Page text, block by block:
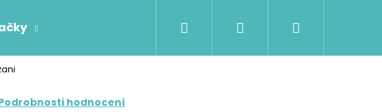
Přihlášení
hodnocení